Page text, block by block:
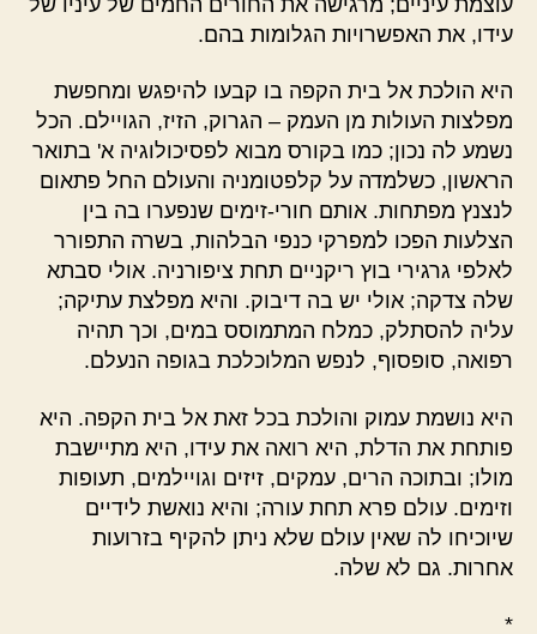
עידו, את האפשרויות הגלומות בהם.
היא הולכת אל בית הקפה בו קבעו להיפגש ומחפשת
מפלצות העולות מן העמק – הגרוק, הזיז, הגויילם. הכל
נשמע לה נכון; כמו בקורס מבוא לפסיכולוגיה א' בתואר
הראשון, כשלמדה על קלפטומניה והעולם החל פתאום
לנצנץ מפתחות. אותם חורי-זימים שנפערו בה בין
הצלעות הפכו למפרקי כנפי הבלהות, בשרה התפורר
לאלפי גרגירי בוץ ריקניים תחת ציפורניה. אולי סבתא
שלה צדקה; אולי יש בה דיבוק. והיא מפלצת עתיקה;
עליה להסתלק, כמלח המתמוסס במים, וכך תהיה
רפואה, סופסוף, לנפש המלוכלכת בגופה הנעלם.
היא נושמת עמוק והולכת בכל זאת אל בית הקפה. היא
פותחת את הדלת, היא רואה את עידו, היא מתיישבת
מולו; ובתוכה הרים, עמקים, זיזים וגויילמים, תעופות
וזימים. עולם פרא תחת עורה; והיא נואשת לידיים
שיוכיחו לה שאין עולם שלא ניתן להקיף בזרועות
אחרות. גם לא שלה.
*